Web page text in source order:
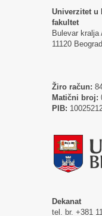
Univerzitet u
fakultet
Bulevar kralja
11120
Žiro račun:
Matični broj:
PIB:
Dekanat
tel. br. +381